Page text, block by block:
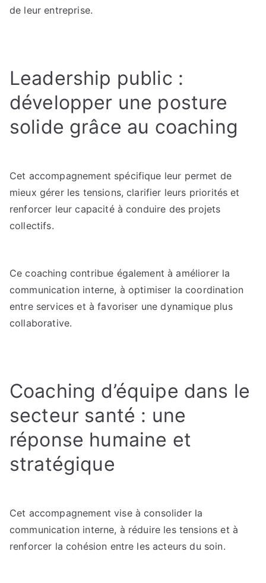
de leur entreprise.
Leadership public :
développer une posture
solide grâce au coaching
Cet accompagnement spécifique leur permet de
mieux gérer les tensions, clarifier leurs priorités et
renforcer leur capacité à conduire des projets
collectifs.
Ce coaching contribue également à améliorer la
communication interne, à optimiser la coordination
entre services et à favoriser une dynamique plus
collaborative.
Coaching d’équipe dans le
secteur santé : une
réponse humaine et
stratégique
Cet accompagnement vise à consolider la
communication interne, à réduire les tensions et à
renforcer la cohésion entre les acteurs du soin.